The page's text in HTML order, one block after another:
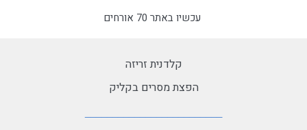
עכשיו באתר 70 אורחים
קלדנית זריזה
הפצת מסרים בקליק